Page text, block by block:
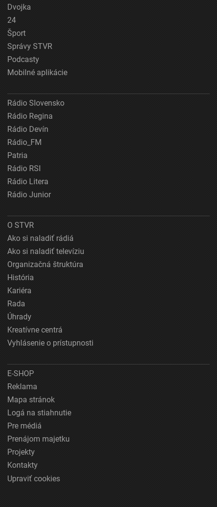
Dvojka
24
Šport
Správy STVR
Podcasty
Mobilné aplikácie
Rádio Slovensko
Rádio Regina
Rádio Devín
Rádio_FM
Patria
Rádio RSI
Rádio Litera
Rádio Junior
O STVR
Ako si naladiť rádiá
Ako si naladiť televíziu
Organizačná štruktúra
História
Kariéra
Rada
Úhrady
Kreatívne centrá
Vyhlásenie o prístupnosti
E-SHOP
Reklama
Mapa stránok
Logá na stiahnutie
Pre médiá
Prenájom majetku
Projekty
Kontakty
Upraviť cookies